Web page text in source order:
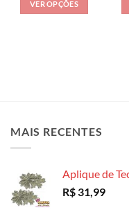
R$ 6,99
através
VER OPÇÕES
ser
página
do
MAIS RECENTES
Aplique de
R$ 31,99